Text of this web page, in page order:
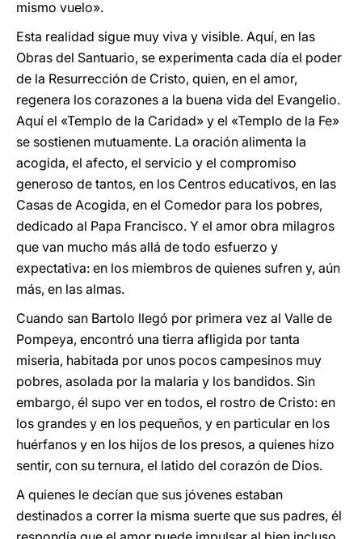
mismo vuelo».
Esta realidad sigue muy viva y visible. Aquí, en las
Obras del Santuario, se experimenta cada día el poder
de la Resurrección de Cristo, quien, en el amor,
regenera los corazones a la buena vida del Evangelio.
Aquí el «Templo de la Caridad» y el «Templo de la Fe»
se sostienen mutuamente. La oración alimenta la
acogida, el afecto, el servicio y el compromiso
generoso de tantos, en los Centros educativos, en las
Casas de Acogida, en el Comedor para los pobres,
dedicado al Papa Francisco. Y el amor obra milagros
que van mucho más allá de todo esfuerzo y
expectativa: en los miembros de quienes sufren y, aún
más, en las almas.
Cuando san Bartolo llegó por primera vez al Valle de
Pompeya, encontró una tierra afligida por tanta
miseria, habitada por unos pocos campesinos muy
pobres, asolada por la malaria y los bandidos. Sin
embargo, él supo ver en todos, el rostro de Cristo: en
los grandes y en los pequeños, y en particular en los
huérfanos y en los hijos de los presos, a quienes hizo
sentir, con su ternura, el latido del corazón de Dios.
A quienes le decían que sus jóvenes estaban
destinados a correr la misma suerte que sus padres, él